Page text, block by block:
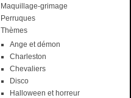
Maquillage-grimage
Perruques
Thèmes
Ange et démon
Charleston
Chevaliers
Disco
Halloween et horreur